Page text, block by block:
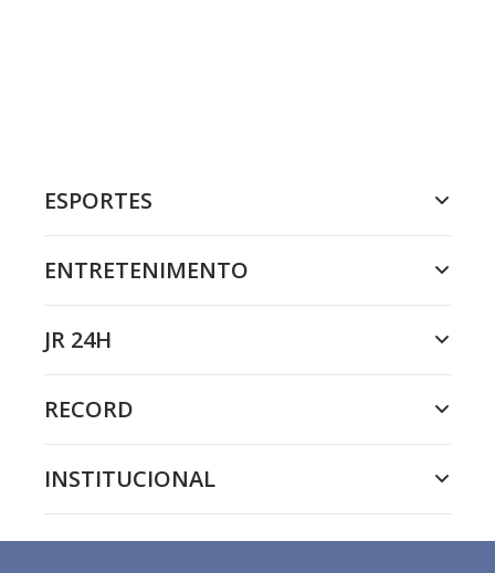
ESPORTES
ENTRETENIMENTO
JR 24H
RECORD
INSTITUCIONAL